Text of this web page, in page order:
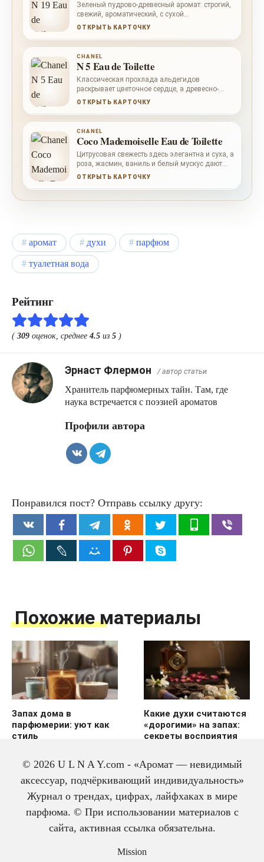
Зеленый пудрово-древесный аромат: строгий,
свежий, ароматический, с сухой
бальзамической базой.
ОТКРЫТЬ КАРТОЧКУ
CHANEL
N 5 Eau de Toilette
Классическая прохлада альдегидов
раскрывает цветочное сердце, а древесно-
мшистая база с мускусом и ванилью дает
ОТКРЫТЬ КАРТОЧКУ
CHANEL
Coco Mademoiselle Eau de Toilette
Цитрусовая свежесть здесь элегантна и суха, а
роза, жасмин, ваниль и белый мускус дают
мягкий женственный след.
ОТКРЫТЬ КАРТОЧКУ
аромат духи
парфюм
туалетная вода
Рейтинг
(309 оценок, среднее 4.5 из 5 )
Эрнаст Флермон / автор статьи
Хранитель парфюмерных тайн. Там, где
наука встречается с поэзией ароматов
Профили автора
Понравился пост? Отправь ссылку другу:
Похожие материалы
Запах дома в
парфюмерии: уют как
стиль
Какие духи считаются
«дорогими» на запах:
секреты восприятия
© 2026 U L N A Y.com - «Аромат — невидимый
аксессуар, подчёркивающий индивидуальность»
Журнал о трендах, цифрах, лайфхаках в мире
парфюма. © При использовании материалов с
сайта, активная ссылка обязательна.
Mission